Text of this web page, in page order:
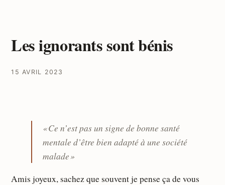
Les ignorants sont bénis
15 AVRIL 2023
« Ce n’est pas un signe de bonne santé
mentale d’être bien adapté à une société
malade »
Amis joyeux, sachez que souvent je pense ça de vous